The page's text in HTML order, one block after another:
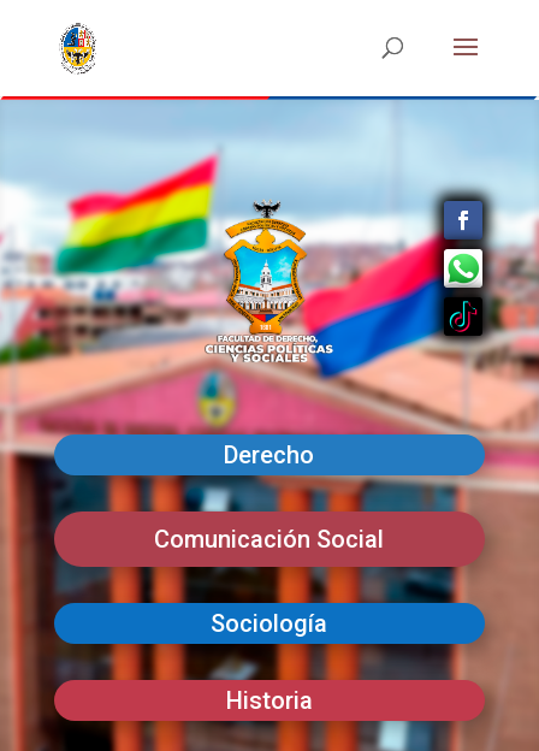
Derecho
Comunicación Social
Sociología
Historia